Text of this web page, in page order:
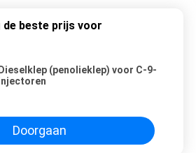
de beste prijs voor
Dieselklep (penolieklep) voor C-9-
Doorgaan